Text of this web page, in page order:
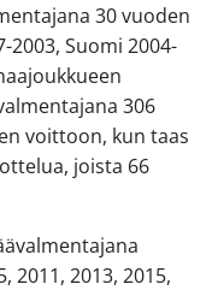
30 vuoden
2003, Suomi 2004-
306
voittoon, kun taas
joista 66
2011, 2013, 2015,